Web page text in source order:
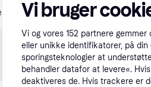
om produktet Specifikationer
Vi bruger
Vi og vores 152 partnere gemmer
eller unikke identifikatorer, på
sporingsteknologier at
behandler datafor at levere«.
deaktiveres de. Hvis trackere er